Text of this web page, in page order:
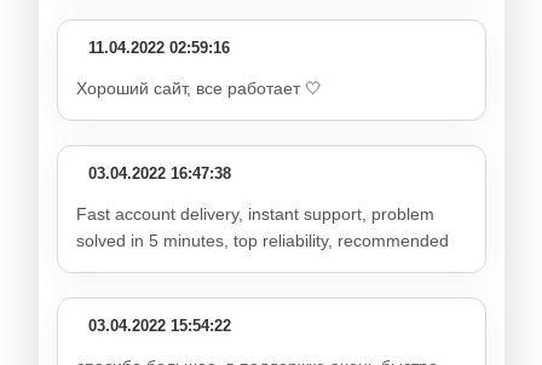
11.04.2022 02:59:16
Хороший сайт, все работает 🤍
03.04.2022 16:47:38
Fast account delivery, instant support, problem
solved in 5 minutes, top reliability, recommended
03.04.2022 15:54:22